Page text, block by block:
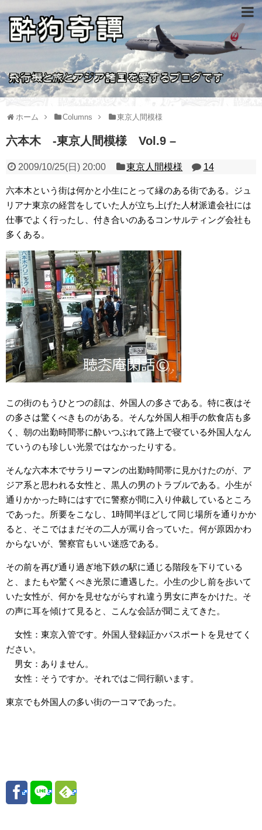
ホーム Columns 東京人間模様
六本木 -東京人間模様 Vol.9 –
2009/10/25(日) 20:00 東京人間模様 14
六本木という街は何かと小生にとって縁のある街である。ジュ
リアナ東京の経営をしていた人が立ち上げた人材派遣会社には
仕事でよく行ったし、付き合いのあるコンサルティング会社も
多くある。
この街のもうひとつの顔は、外国人の多さである。特に夜はそ
の多さは驚くべきものがある。そんな外国人相手の飲食店も多
く、朝の出勤時間帯に酔いつぶれて路上で寝ている外国人なん
ていうのも珍しい光景ではなかったりする。
そんな六本木でサラリーマンの出勤時間帯に見かけたのが、ア
ジア系と思われる女性と、黒人の男のトラブルである。小生が
通りかかった時にはすでに警察が間に入り仲裁しているところ
であった。所要をこなし、1時間半ほどして同じ場所を通りかか
ると、そこではまだその二人が罵り合っていた。何が原因かわ
からないが、警察官もいい迷惑である。
その前を再び通り過ぎ地下鉄の駅に通じる階段を下りている
と、またもや驚くべき光景に遭遇した。小生の少し前を歩いて
いた女性が、何かを見せながらすれ違う男女に声をかけた。そ
の声に耳を傾けて見ると、こんな会話が聞こえてきた。
女性：東京入管です。外国人登録証かパスポートを見せてく
ださい。
男女：ありません。
女性：そうですか。それではご同行願います。
東京でも外国人の多い街の一コマであった。